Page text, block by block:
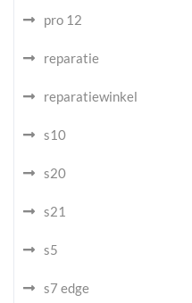
pro 12
reparatie
reparatiewinkel
s10
s20
s21
s5
s7 edge